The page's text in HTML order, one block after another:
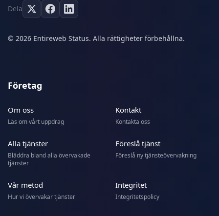
Dela
© 2026 Entireweb Status. Alla rättigheter förbehållna.
Företag
Om oss
Läs om vårt uppdrag
Kontakt
Kontakta oss
Alla tjänster
Bläddra bland alla övervakade
tjänster
Föreslå tjänst
Föreslå ny tjänsteövervakning
Vår metod
Hur vi övervakar tjänster
Integritet
Integritetspolicy